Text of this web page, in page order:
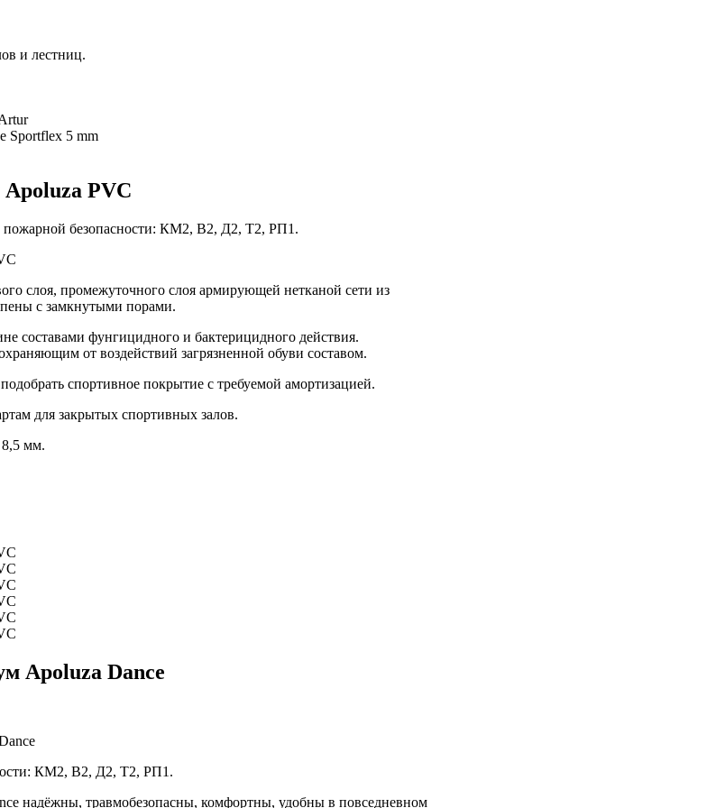
и лестниц.
Sportflex 5 mm
PVC
пожарной безопасности: КМ2, В2, Д2, Т2, РП1.
слоя, промежуточного слоя армирующей нетканой сети из
с замкнутыми порами.
составами фунгицидного и бактерицидного действия.
от воздействий загрязненной обуви составом.
спортивное покрытие с требуемой амортизацией.
для закрытых спортивных залов.
мм.
Apoluza Dance
КМ2, В2, Д2, Т2, РП1.
надёжны, травмобезопасны, комфортны, удобны в повседневном